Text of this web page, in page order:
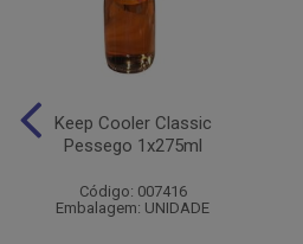
Keep Cooler Classic
Pessego 1x275ml
Código: 007416
Embalagem: UNIDADE